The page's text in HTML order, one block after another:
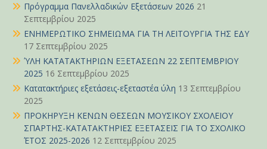
Πρόγραμμα Πανελλαδικών Εξετάσεων 2026 21
Σεπτεμβρίου 2025
ΕΝΗΜΕΡΩΤΙΚΟ ΣΗΜΕΙΩΜΑ ΓΙΑ ΤΗ ΛΕΙΤΟΥΡΓΙΑ ΤΗΣ ΕΔΥ
17 Σεπτεμβρίου 2025
ΎΛΗ ΚΑΤΑΤΑΚΤΗΡΙΩΝ ΕΞΕΤΑΣΕΩΝ 22 ΣΕΠΤΕΜΒΡΙΟΥ
2025 16 Σεπτεμβρίου 2025
Κατατακτήριες εξετάσεις-εξεταστέα ύλη 13 Σεπτεμβρίου
2025
ΠΡΟΚΗΡΥΞΗ ΚΕΝΩΝ ΘΕΣΕΩΝ ΜΟΥΣΙΚΟΥ ΣΧΟΛΕΙΟΥ
ΣΠΑΡΤΗΣ-ΚΑΤΑΤΑΚΤΗΡΙΕΣ ΕΞΕΤΑΣΕΙΣ ΓΙΑ ΤΟ ΣΧΟΛΙΚΟ
ΈΤΟΣ 2025-2026 12 Σεπτεμβρίου 2025